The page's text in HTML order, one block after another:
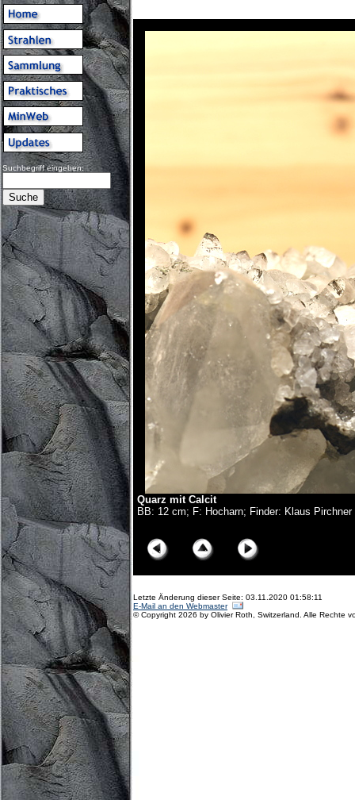
Suchbegriff eingeben:
Quarz mit Calcit
BB: 12 cm; F: Hocharn; Finder: Klaus
Letzte Änderung dieser Seite: 03.11.2020 01:58:11
E-Mail an den Webmaster
© Copyright 2026 by Olivier Roth, Switzerland. Alle Rechte